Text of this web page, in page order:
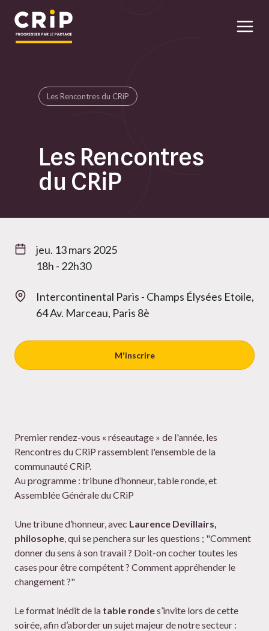
Les Rencontres du CRiP
Les Rencontres
du CRiP
jeu. 13 mars 2025
18h - 22h30
Intercontinental Paris - Champs Élysées Etoile,
64 Av. Marceau, Paris 8è
M'inscrire
Premier rendez-vous « réseautage » de l'année, les
Rencontres du CRiP rassemblent l'ensemble de la
communauté CRiP.
Au programme : tribune d’honneur, table ronde, et
Assemblée Générale du CRiP
Une tribune d’honneur, avec Laurence Devillairs,
philosophe, qui se penchera sur les questions ; "Comment
donner du sens à son travail ? Doit-on cocher toutes les
cases pour être compétent ? Comment appréhender le
changement ?"
Le format inédit de la table rondes’invite lors de cette
soirée, afin d’aborder un sujet majeur de notre secteur :